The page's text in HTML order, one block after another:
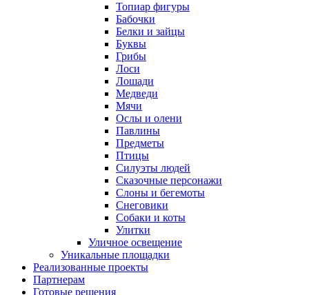
Топиар фигуры
Бабочки
Белки и зайцы
Буквы
Грибы
Лоси
Лошади
Медведи
Мячи
Ослы и олени
Павлины
Предметы
Птицы
Силуэты людей
Сказочные персонажи
Слоны и бегемоты
Снеговики
Собаки и коты
Улитки
Уличное освещение
Уникальные площадки
Реализованные проекты
Партнерам
Готовые решения